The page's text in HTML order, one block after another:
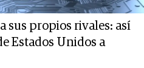
sus propios rivales: así
Estados Unidos a